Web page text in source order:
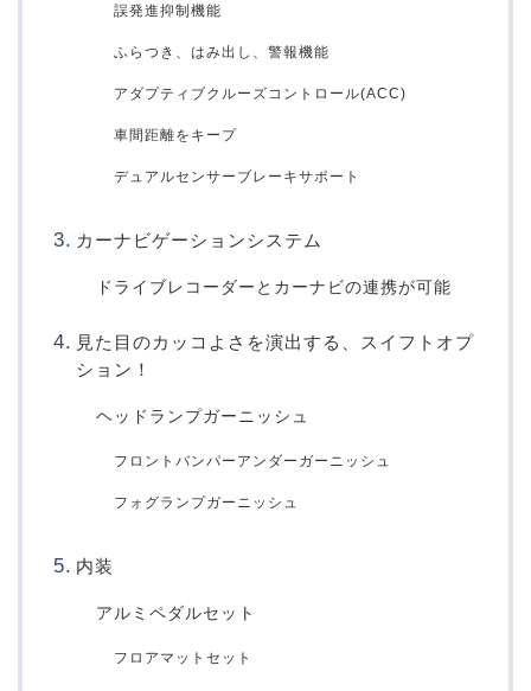
誤発進抑制機能
ふらつき、はみ出し、警報機能
アダプティブクルーズコントロール(ACC)
車間距離をキープ
デュアルセンサーブレーキサポート
カーナビゲーションシステム
ドライブレコーダーとカーナビの連携が可能
見た目のカッコよさを演出する、スイフトオプ
ション！
ヘッドランプガーニッシュ
フロントバンパーアンダーガーニッシュ
フォグランプガーニッシュ
内装
アルミペダルセット
フロアマットセット